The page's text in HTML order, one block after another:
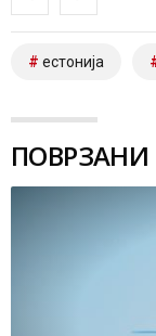
естонија
ПОВРЗАНИ